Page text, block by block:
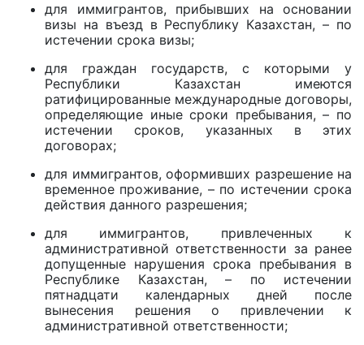
для иммигрантов, прибывших на основании
визы на въезд в Республику Казахстан, – по
истечении срока визы;
для граждан государств, с которыми у
Республики Казахстан имеются
ратифицированные международные договоры,
определяющие иные сроки пребывания, – по
истечении сроков, указанных в этих
договорах;
для иммигрантов, оформивших разрешение на
временное проживание, – по истечении срока
действия данного разрешения;
для иммигрантов, привлеченных к
административной ответственности за ранее
допущенные нарушения срока пребывания в
Республике Казахстан, – по истечении
пятнадцати календарных дней после
вынесения решения о привлечении к
административной ответственности;